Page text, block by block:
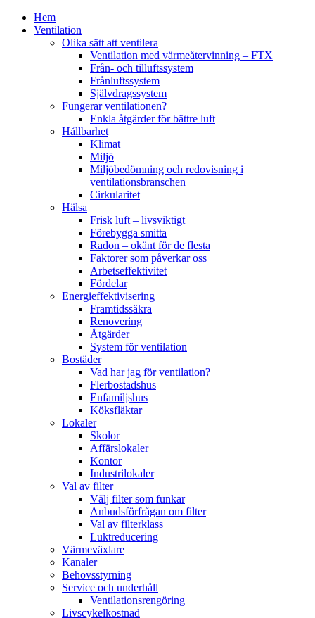
Hem
Ventilation
Olika sätt att ventilera
Ventilation med värmeåtervinning – FTX
Från- och tilluftssystem
Frånluftssystem
Självdragssystem
Fungerar ventilationen?
Enkla åtgärder för bättre luft
Hållbarhet
Klimat
Miljö
Miljöbedömning och redovisning i
ventilationsbranschen
Cirkularitet
Hälsa
Frisk luft – livsviktigt
Förebygga smitta
Radon – okänt för de flesta
Faktorer som påverkar oss
Arbetseffektivitet
Fördelar
Energieffektivisering
Framtidssäkra
Renovering
Åtgärder
System för ventilation
Bostäder
Vad har jag för ventilation?
Flerbostadshus
Enfamiljshus
Köksfläktar
Lokaler
Skolor
Affärslokaler
Kontor
Industrilokaler
Val av filter
Välj filter som funkar
Anbudsförfrågan om filter
Val av filterklass
Luktreducering
Värmeväxlare
Kanaler
Behovsstyrning
Service och underhåll
Ventilationsrengöring
Livscykelkostnad